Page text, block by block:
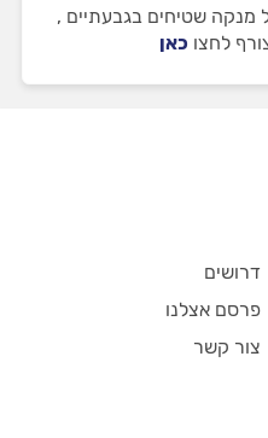
מנקה שטיחים בגבעתיים ,
לחצו כאן
דרושים
פרסם אצלנו
צור קשר